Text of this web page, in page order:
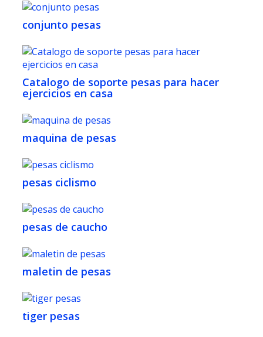
conjunto pesas
Catalogo de soporte pesas para hacer
ejercicios en casa
maquina de pesas
pesas ciclismo
pesas de caucho
maletin de pesas
tiger pesas